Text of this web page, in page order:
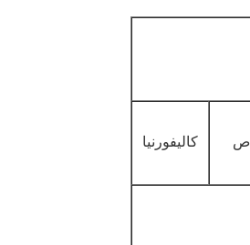
ص كاليفورنيا